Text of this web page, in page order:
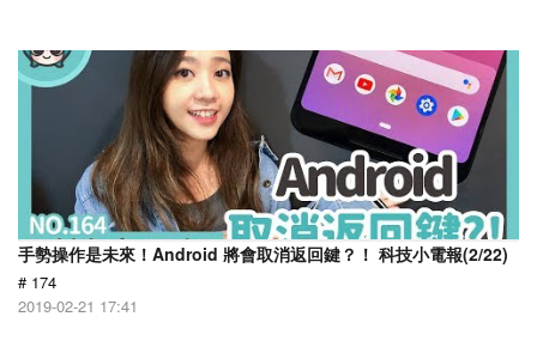
手勢操作是未來！Android 將會取消返回鍵？！ 科技小電報(2/22)
# 174
2019-02-21 17:41